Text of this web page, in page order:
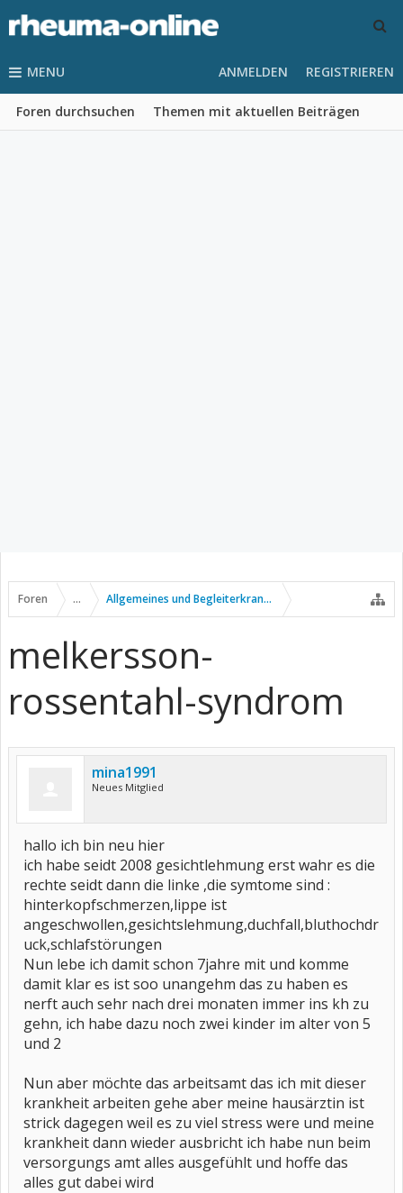
MENU
Foren durchsuchen Themen mit aktuellen Beiträgen
ANMELDEN REGISTRIEREN
Foren ... Allgemeines und Begleiterkrankungen
melkersson-
rossentahl-syndrom
mina1991
Neues Mitglied
hallo ich bin neu hier
ich habe seidt 2008 gesichtlehmung erst wahr es die
rechte seidt dann die linke ,die symtome sind :
hinterkopfschmerzen,lippe ist
angeschwollen,gesichtslehmung,duchfall,bluthochdr
uck,schlafstörungen
Nun lebe ich damit schon 7jahre mit und komme
damit klar es ist soo unangehm das zu haben es
nerft auch sehr nach drei monaten immer ins kh zu
gehn, ich habe dazu noch zwei kinder im alter von 5
und 2
Nun aber möchte das arbeitsamt das ich mit dieser
krankheit arbeiten gehe aber meine hausärztin ist
strick dagegen weil es zu viel stress were und meine
krankheit dann wieder ausbricht ich habe nun beim
versorgungs amt alles ausgefühlt und hoffe das
alles gut dabei wird